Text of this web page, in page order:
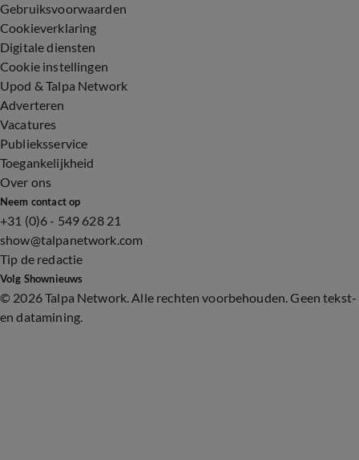
Gebruiksvoorwaarden
Cookieverklaring
Digitale diensten
Cookie instellingen
Upod & Talpa Network
Adverteren
Vacatures
Publieksservice
Toegankelijkheid
Over ons
Neem contact op
+31 (0)6 - 549 628 21
show@talpanetwork.com
Tip de redactie
Volg Shownieuws
© 2026 Talpa Network. Alle rechten voorbehouden. Geen tekst-
en datamining.